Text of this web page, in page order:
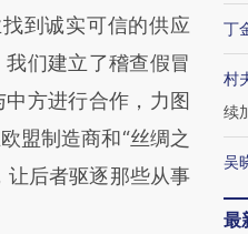
到诚实可信的供应
们建立了稽查假冒
方进行合作，力图
盟制造商和“丝绸之
让后者驱逐那些从事
丁
村
续
吴
最